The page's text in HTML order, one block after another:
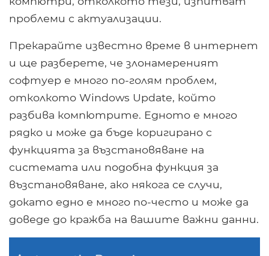
проблеми с актуализации.
Прекарайте известно време в интернет
и ще разберете, че злонамереният
софтуер е много по-голям проблем,
отколкото Windows Update, който
разбива компютрите. Едното е много
рядко и може да бъде коригирано с
функцията за възстановяване на
системата или подобна функция за
възстановяване, ако някога се случи,
докато едно е много по-често и може да
доведе до кражба на вашите важни данни.